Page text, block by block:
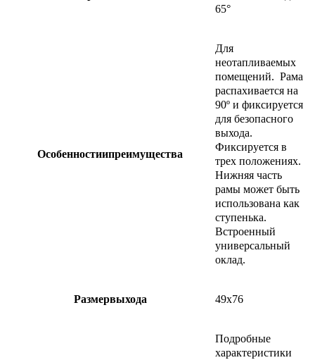
65°
Особенностиипреимущества
​Для
неотапливаемых
помещений. Рама
распахивается на
90º и фиксируется
для безопасного
выхода.
Фиксируется в
трех положениях.
Нижняя часть
рамы может быть
использована как
ступенька.
Встроенный
универсальный
оклад.
Размервыхода ​49х76
​Подробные
характеристики